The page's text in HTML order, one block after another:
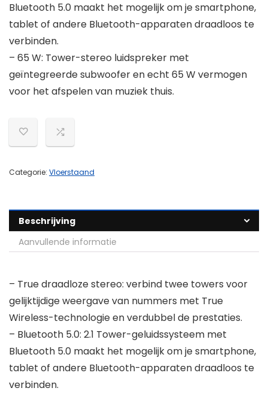
Bluetooth 5.0 maakt het mogelijk om je smartphone,
tablet of andere Bluetooth-apparaten draadloos te
verbinden.
– 65 W: Tower-stereo luidspreker met
geïntegreerde subwoofer en echt 65 W vermogen
voor het afspelen van muziek thuis.
Categorie: Vloerstaand
Beschrijving
Aanvullende informatie
– True draadloze stereo: verbind twee towers voor
gelijktijdige weergave van nummers met True
Wireless-technologie en verdubbel de prestaties.
– Bluetooth 5.0: 2.1 Tower-geluidssysteem met
Bluetooth 5.0 maakt het mogelijk om je smartphone,
tablet of andere Bluetooth-apparaten draadloos te
verbinden.